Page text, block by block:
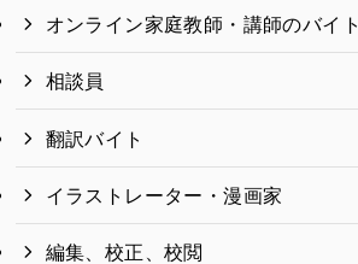
オンライン家庭教師・講師のバイト
相談員
翻訳バイト
イラストレーター・漫画家
編集、校正、校閲